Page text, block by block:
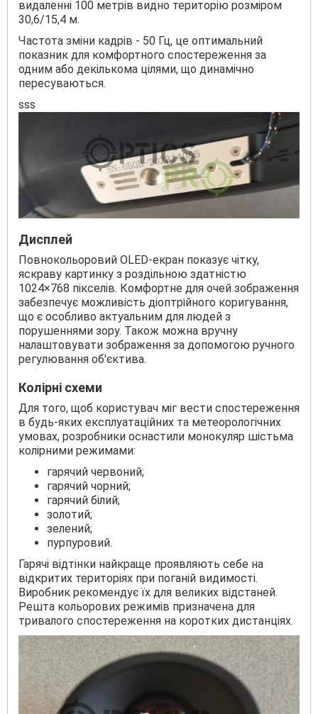
видаленні 100 метрів видно територію розміром
30,6/15,4 м.
Частота зміни кадрів - 50 Гц, це оптимальний
показник для комфортного спостереження за
одним або декількома цілями, що динамічно
пересуваються.
sss
Дисплей
Повнокольоровий OLED-екран показує чітку,
яскраву картинку з роздільною здатністю
1024×768 пікселів. Комфортне для очей зображення
забезпечує можливість діоптрійного коригування,
що є особливо актуальним для людей з
порушеннями зору. Також можна вручну
налаштовувати зображення за допомогою ручного
регулювання об'єктива.
Колірні схеми
Для того, щоб користувач міг вести спостереження
в будь-яких експлуатаційних та метеорологічних
умовах, розробники оснастили монокуляр шістьма
колірними режимами:
гарячий червоний;
гарячий чорний;
гарячий білий;
золотий;
зелений;
пурпуровий.
Гарячі відтінки найкраще проявляють себе на
відкритих територіях при поганій видимості.
Виробник рекомендує їх для великих відстаней.
Решта кольорових режимів призначена для
тривалого спостереження на коротких дистанціях.